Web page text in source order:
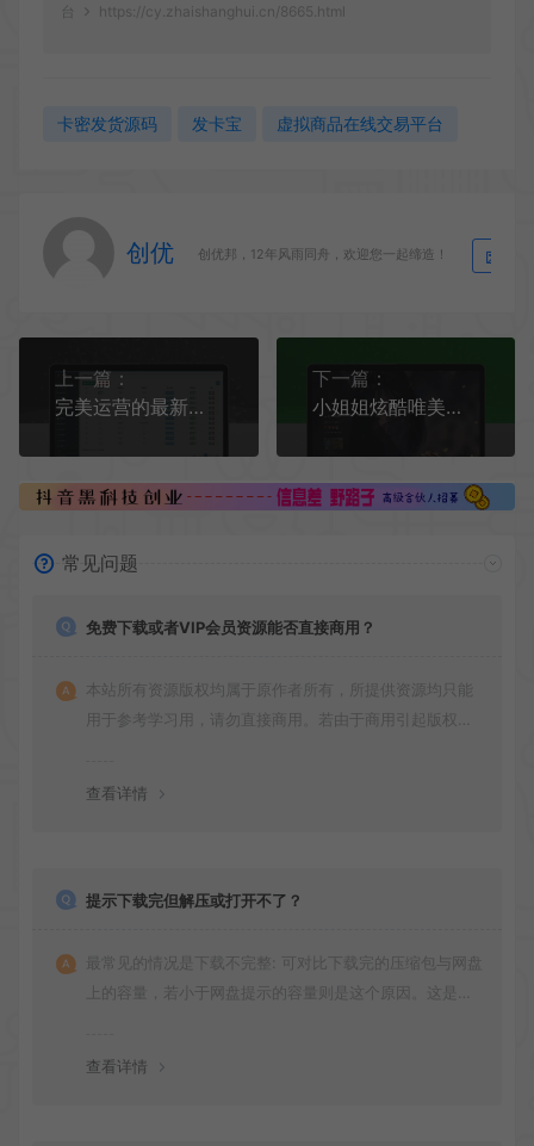
台
https://cy.zhaishanghui.cn/8665.html
卡密发货源码 发卡宝 虚拟商品在线交易平台
创优 创优邦，12年风雨同舟，欢迎您一起缔造！
上一篇：
完美运营的最新视频打赏系统及附带教程
下一篇：
小姐姐炫酷唯美引导页 拿走不谢
常见问题
免费下载或者VIP会员资源能否直接商用？
本站所有资源版权均属于原作者所有，所提供资源均只能
用于参考学习用，请勿直接商用。若由于商用引起版权纠
查看详情
提示下载完但解压或打开不了？
最常见的情况是下载不完整: 可对比下载完的压缩包与网盘
上的容量，若小于网盘提示的容量则是这个原因。这是浏
查看详情